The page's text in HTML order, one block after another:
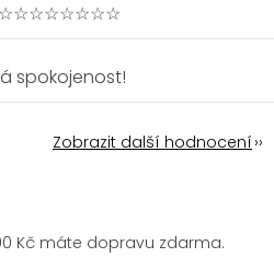
spokojenost!
Zobrazit další hodnocení
Kč máte dopravu zdarma.